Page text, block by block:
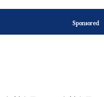
Sponsored